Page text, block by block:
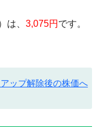
は、 3,075円 です。
ップ解除後の株価へ